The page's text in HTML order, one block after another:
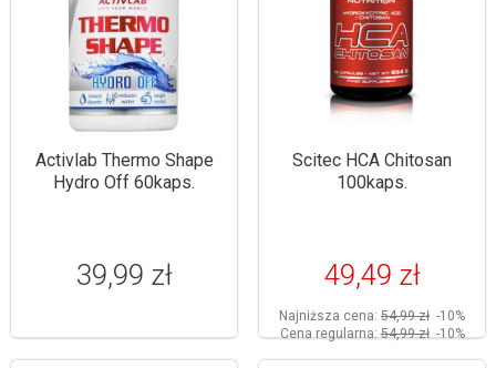
Activlab Thermo Shape
Hydro Off 60kaps.
39,99 zł
Scitec HCA Chitosan
100kaps.
49,49 zł
Najniższa cena: 54,99 zł -10%
Cena regularna:54,99 zł -10%